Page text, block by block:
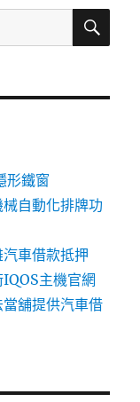
搜
形鐵窗
自動化排牌功
車借款抵押
主機官網
舖提供汽車借